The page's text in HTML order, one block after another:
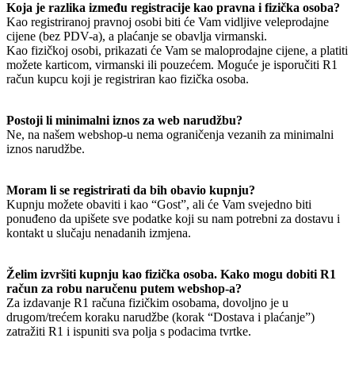
Koja je razlika između registracije kao pravna i fizička osoba?
Kao registriranoj pravnoj osobi biti će Vam vidljive veleprodajne
cijene (bez PDV-a), a plaćanje se obavlja virmanski.
Kao fizičkoj osobi, prikazati će Vam se maloprodajne cijene, a platiti
možete karticom, virmanski ili pouzećem. Moguće je isporučiti R1
račun kupcu koji je registriran kao fizička osoba.
Postoji li minimalni iznos za web narudžbu?
Ne, na našem webshop-u nema ograničenja vezanih za minimalni
iznos narudžbe.
Moram li se registrirati da bih obavio kupnju?
Kupnju možete obaviti i kao “Gost”, ali će Vam svejedno biti
ponuđeno da upišete sve podatke koji su nam potrebni za dostavu i
kontakt u slučaju nenadanih izmjena.
Želim izvršiti kupnju kao fizička osoba. Kako mogu dobiti R1
račun za robu naručenu putem webshop-a?
Za izdavanje R1 računa fizičkim osobama, dovoljno je u
drugom/trećem koraku narudžbe (korak “Dostava i plaćanje”)
zatražiti R1 i ispuniti sva polja s podacima tvrtke.